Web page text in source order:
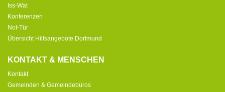
Iss-Wat
Konferenzen
Not-Tür
Übersicht Hilfsangebote Dortmund
KONTAKT & MENSCHEN
Kontakt
Gemeinden & Gemeindebüros